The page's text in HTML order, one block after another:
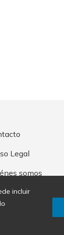
incluir
Legal
somos